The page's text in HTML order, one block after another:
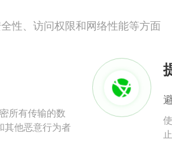
性、访问权限和网络性能等方面
所有传输的数
其他恶意行为者